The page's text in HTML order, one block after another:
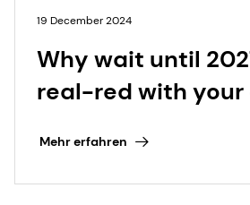
19 December 2024
Why wait until
real-red with your
Mehr erfahren